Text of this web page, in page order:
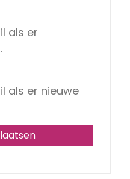
als er
als er nieuwe